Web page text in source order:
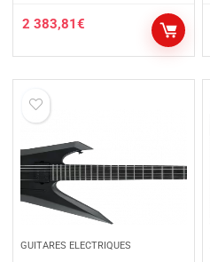
2 383,81€
GUITARES ELECTRIQUES